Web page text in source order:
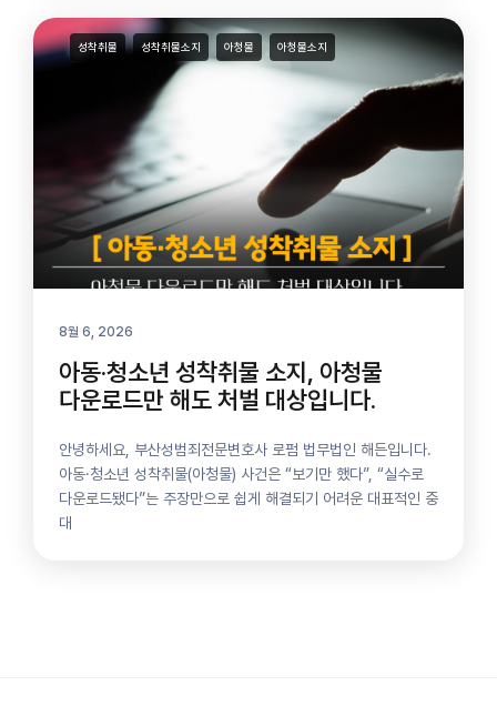
성착취물 성착취물소지 아청물 아청물소지
8월 6, 2026
아동·청소년 성착취물 소지, 아청물
다운로드만 해도 처벌 대상입니다.
안녕하세요, 부산성범죄전문변호사 로펌 법무법인 해든입니다.
아동·청소년 성착취물(아청물) 사건은 “보기만 했다”, “실수로
다운로드됐다”​는 주장만으로 쉽게 해결되기 어려운 대표적인 중
대